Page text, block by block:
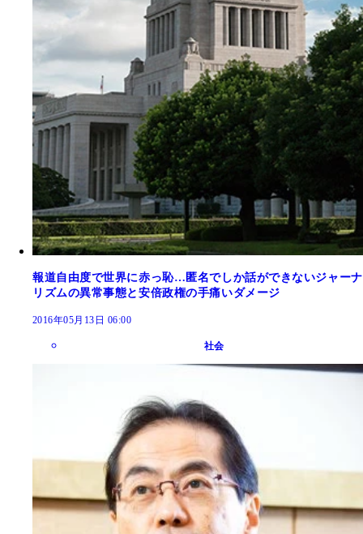
報道自由度で世界に赤っ恥…匿名でしか話ができないジャーナ
リズムの異常事態と安倍政権の手痛いダメージ
2016年05月13日 06:00
社会